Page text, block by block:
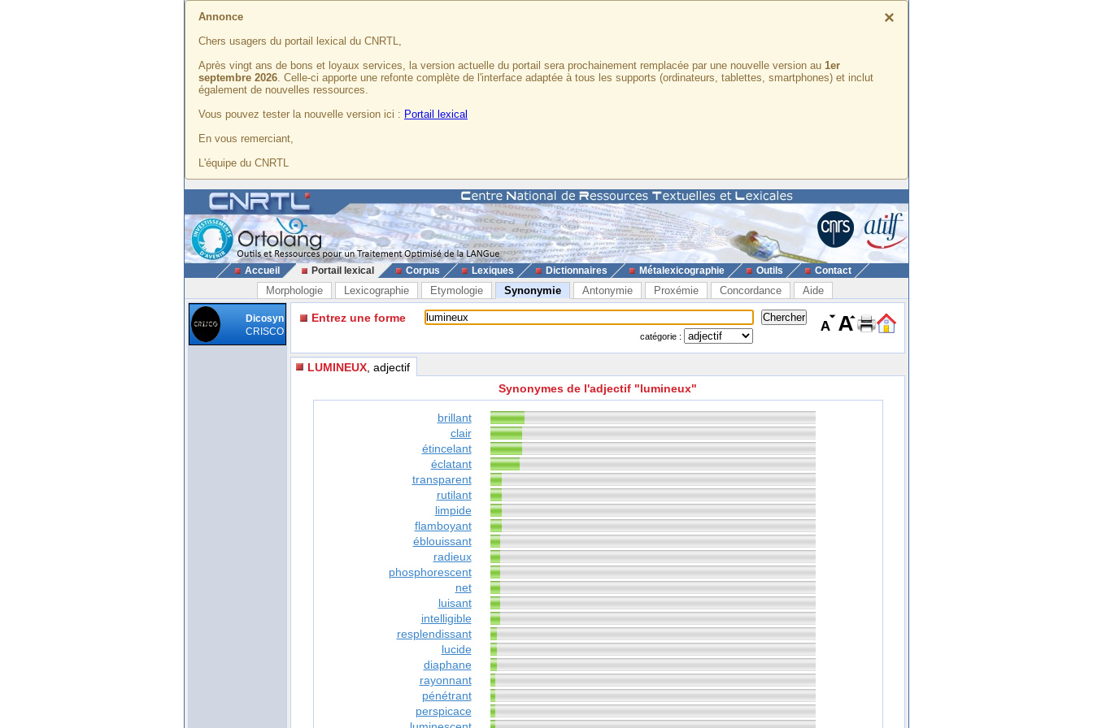
×
Annonce
Chers usagers du portail lexical du CNRTL,
Après vingt ans de bons et loyaux services, la version actuelle du portail sera prochainement remplacée par une nouvelle version au 1er
septembre 2026. Celle-ci apporte une refonte complète de l'interface adaptée à tous les supports (ordinateurs, tablettes, smartphones) et inclut
également de nouvelles ressources.
Vous pouvez tester la nouvelle version ici : Portail lexical
En vous remerciant,
L'équipe du CNRTL
Accueil Portail lexical Corpus Lexiques Dictionnaires Métalexicographie Outils Contact
Morphologie Lexicographie Etymologie Synonymie Antonymie Proxémie Concordance Aide
Dicosyn
CRISCO
Entrez une forme
catégorie :
LUMINEUX , adjectif
Synonymes de l'adjectif "lumineux"
brillant
clair
étincelant
éclatant
transparent
rutilant
limpide
flamboyant
éblouissant
radieux
phosphorescent
net
luisant
intelligible
resplendissant
lucide
diaphane
rayonnant
pénétrant
perspicace